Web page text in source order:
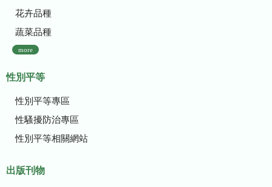
花卉品種
蔬菜品種
more
性別平等
性別平等專區
性騷擾防治專區
性別平等相關網站
出版刊物